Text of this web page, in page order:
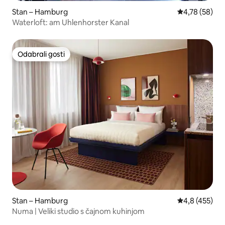
Stan – Hamburg Prosječna
4,78 (58)
Waterloft: am Uhlenhorster Kanal
Odabrali gosti
Odabrali gosti
Stan – Hamburg Prosječna
4,8 (455)
Numa | Veliki studio s čajnom kuhinjom